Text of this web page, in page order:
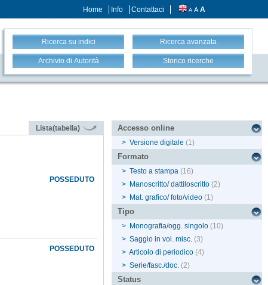
Home Info Contattaci A A A
Ricerca su indici Ricerca avanzata
Archivio di Autorità Storico ricerche
Lista(tabella)
POSSEDUTO
POSSEDUTO
Accesso online
> Versione digitale (1)
Formato
> Testo a stampa (16)
> Manoscritto/ dattiloscritto (2)
> Mat. grafico/ foto/video (1)
Tipo
> Monografia/ogg. singolo (10)
> Saggio in vol. misc. (3)
> Articolo di periodico (4)
> Serie/fasc./doc. (2)
Status